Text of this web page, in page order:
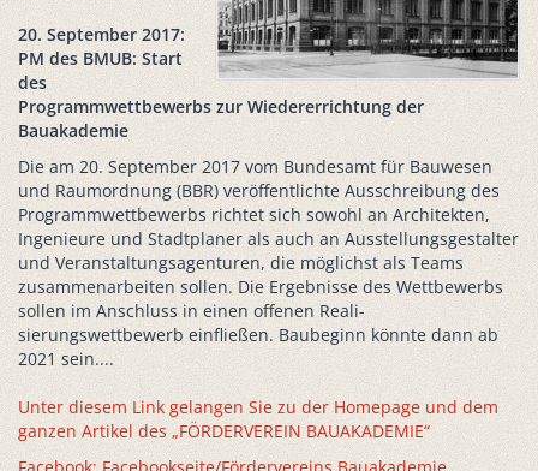
20. September 2017:
PM des BMUB: Start
des
Programmwettbewerbs zur Wiedererrichtung der
Bauakademie
Die am 20. September 2017 vom Bundesamt für Bauwesen
und Raum­ord­nung (BBR) veröffentlichte Ausschreibung des
Pro­gramm­wettbewerbs richtet sich sowohl an Architekten,
Ingenieure und Stadtplaner als auch an Ausstellungs­ge­stalter
und Veranstaltungsagenturen, die möglichst als Teams
zusammenarbeiten sollen. Die Ergebnisse des Wett­bewerbs
sollen im Anschluss in einen offenen Reali­
sierungswettbewerb einfließen. Baubeginn könnte dann ab
2021 sein....
Unter diesem Link gelangen Sie zu der Homepage und dem
ganzen Artikel des „FÖRDERVEREIN BAUAKADEMIE“